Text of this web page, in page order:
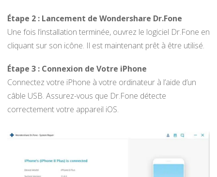
Étape 2 : Lancement de Wondershare Dr.Fone
Une fois l’installation terminée, ouvrez le logiciel Dr.Fone en
cliquant sur son icône. Il est maintenant prêt à être utilisé.
Étape 3 : Connexion de Votre iPhone
Connectez votre iPhone à votre ordinateur à l’aide d’un
câble USB. Assurez-vous que Dr.Fone détecte
correctement votre appareil iOS.